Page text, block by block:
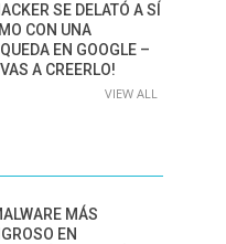
SE DELATÓ A SÍ
CON UNA
EN GOOGLE –
A CREERLO!
VIEW ALL
MÁS
EN